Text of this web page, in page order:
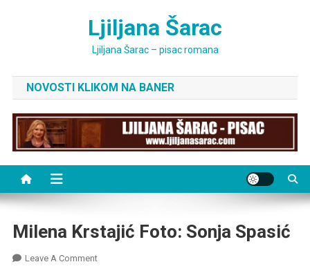
Ljiljana Šarac
Ljiljana Šarac – pisac romana
NOVOSTI KLIKOM NA BANER
Milena Krstajić Foto: Sonja Spasić
Leave A CommentOn